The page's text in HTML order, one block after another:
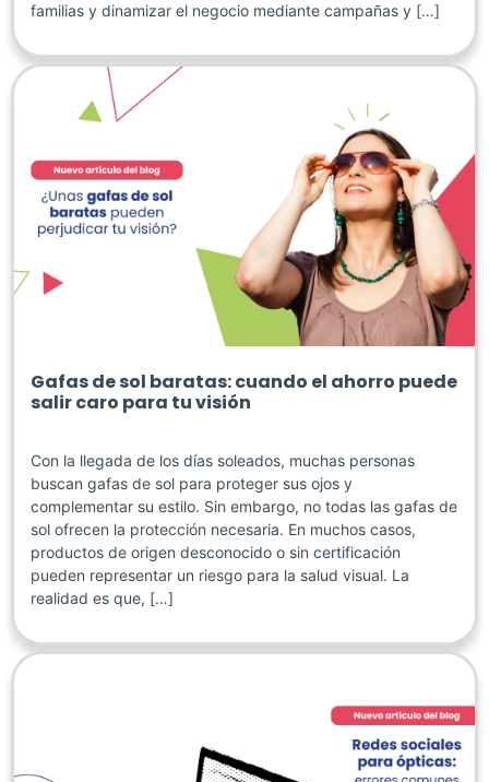
familias y dinamizar el negocio mediante campañas y […]
Gafas de sol baratas: cuando el ahorro puede
salir caro para tu visión
Con la llegada de los días soleados, muchas personas
buscan gafas de sol para proteger sus ojos y
complementar su estilo. Sin embargo, no todas las gafas de
sol ofrecen la protección necesaria. En muchos casos,
productos de origen desconocido o sin certificación
pueden representar un riesgo para la salud visual. La
realidad es que, […]